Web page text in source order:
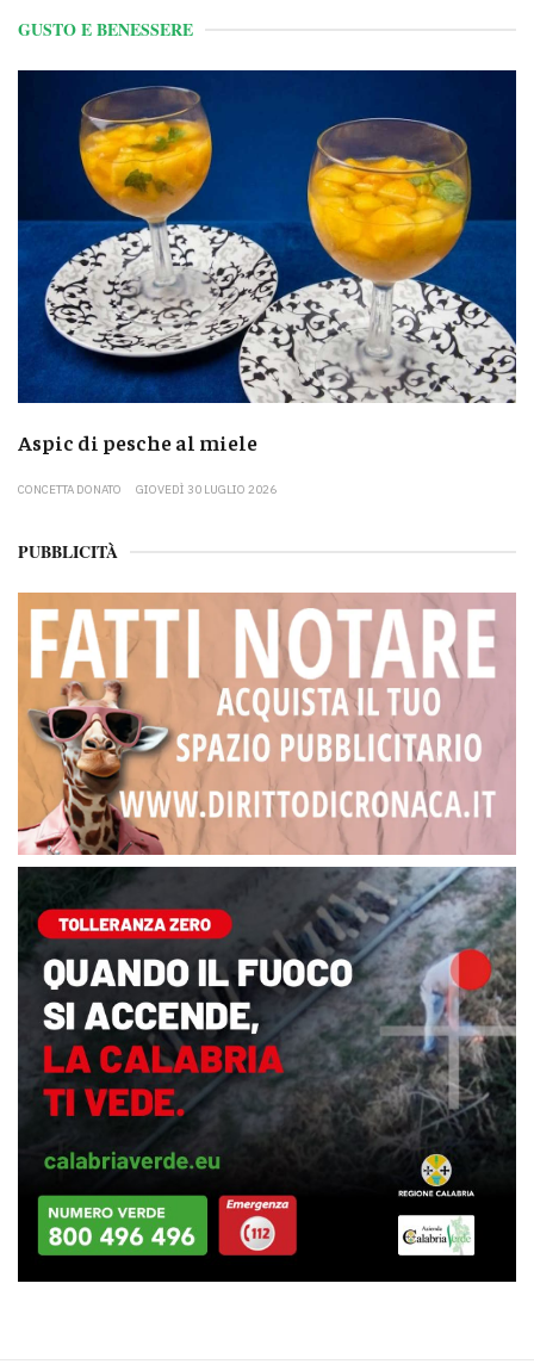
GUSTO E BENESSERE
Aspic di pesche al miele
CONCETTA DONATO GIOVEDÌ 30 LUGLIO 2026
PUBBLICITÀ